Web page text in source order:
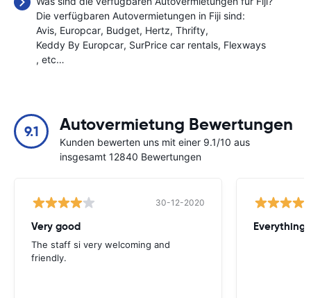
Die verfügbaren Autovermietungen in Fiji sind:
Avis Europcar Budget Hertz Thrifty
Keddy By Europcar SurPrice car rentals Flexways
, etc…
9.1 Autovermietung Bewertungen
Kunden bewerten uns mit einer 9.1/10 aus
insgesamt 12840 Bewertungen
30-12-2020
Very good
The staff si very welcoming and
friendly.
Everything